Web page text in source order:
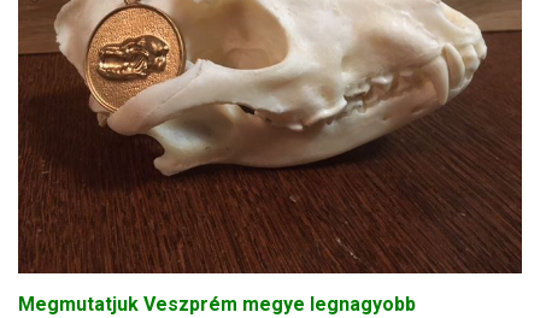
Megmutatjuk Veszprém megye legnagyobb